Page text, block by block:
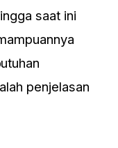
saat ini
penjelasan